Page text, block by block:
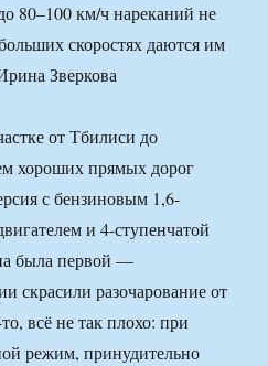
80–100 км/ч нареканий не
скоростях даются им
Зверкова
от Тбилиси до
хороших прямых дорог
с бензиновым 1,6-
и 4-ступенчатой
была первой —
скрасили разочарование от
всё не так плохо: при
режим, принудительно